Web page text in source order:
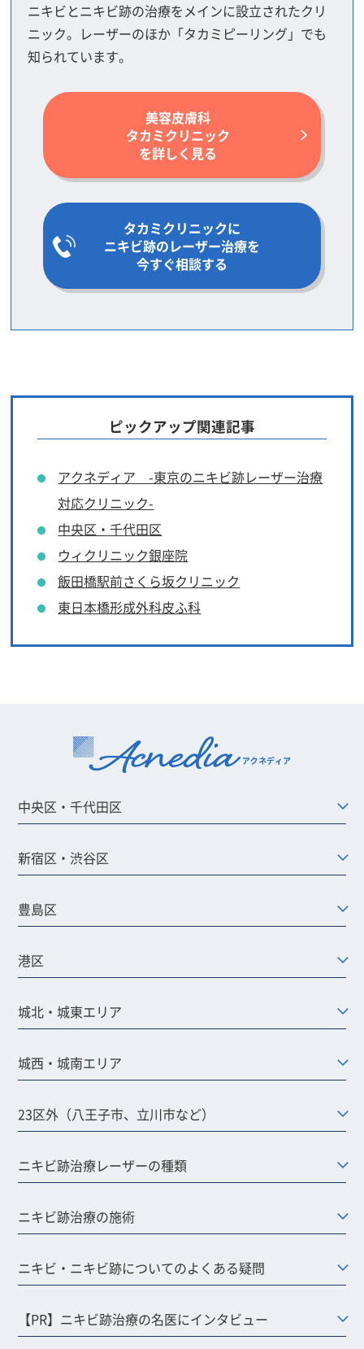
ニキビとニキビ跡の治療をメインに設立されたクリ
ニック。レーザーのほか「タカミピーリング」でも
知られています。
美容皮膚科
タカミクリニック
を詳しく見る
タカミクリニックに
ニキビ跡のレーザー治療を
今すぐ相談する
ピックアップ関連記事
アクネディア -東京のニキビ跡レーザー治療
対応クリニック-
中央区・千代田区
ウィクリニック銀座院
飯田橋駅前さくら坂クリニック
東日本橋形成外科皮ふ科
中央区・千代田区
新宿区・渋谷区
豊島区
港区
城北・城東エリア
城西・城南エリア
23区外（八王子市、立川市など）
ニキビ跡治療レーザーの種類
ニキビ跡治療の施術
ニキビ・ニキビ跡についてのよくある疑問
【PR】ニキビ跡治療の名医にインタビュー